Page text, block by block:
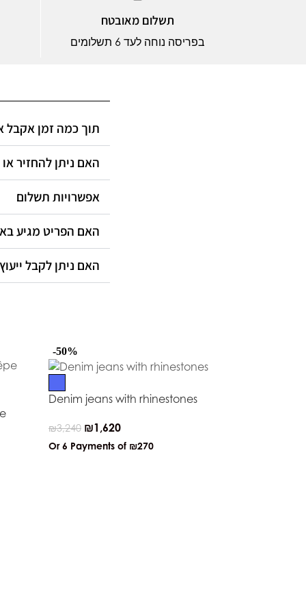
תשלום מאובטח
בפריסה נוחה לעד 6 תשלומים
תוך כמה זמן אקבל
האם ניתן להחזיר
אפשרויות תשלום
האם הפריט מגיע
האם ניתן לקבל
-50%
Denim jeans with rhinestones
₪3,240 ₪1,620
Or 6 Payments of ₪270